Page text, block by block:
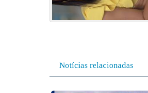
Notícias relacionadas